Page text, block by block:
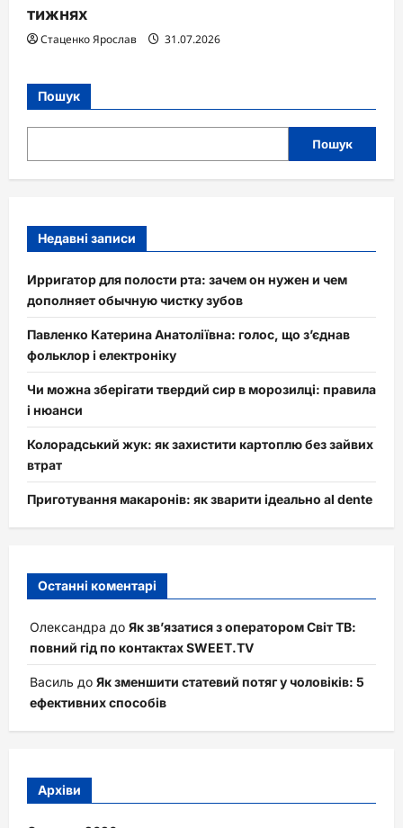
тижнях
Стаценко Ярослав 31.07.2026
Пошук
Пошук
Недавні записи
Ирригатор для полости рта: зачем он нужен и чем
дополняет обычную чистку зубов
Павленко Катерина Анатоліївна: голос, що з’єднав
фольклор і електроніку
Чи можна зберігати твердий сир в морозилці: правила
і нюанси
Колорадський жук: як захистити картоплю без зайвих
втрат
Приготування макаронів: як зварити ідеально al dente
Останні коментарі
Олександра до Як зв’язатися з оператором Світ ТВ:
повний гід по контактах SWEET.TV
Василь до Як зменшити статевий потяг у чоловіків: 5
ефективних способів
Архіви